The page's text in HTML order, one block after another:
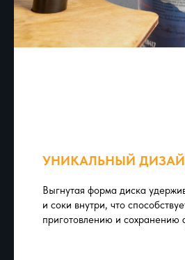
УНИКАЛЬНЫЙ
Выгнутая форма диска
и соки внутри, что
приготовлению и сохранению